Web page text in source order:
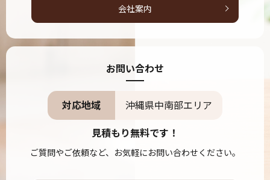
会社案内
お問い合わせ
対応地域
沖縄県中南部エリア
見積もり無料です！
ご質問やご依頼など、お気軽にお問い合わせください。